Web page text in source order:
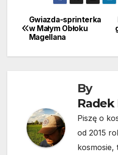
Nawigacja
wpisu
Gwiazda-sprinterka
w Małym Obłoku
Magellana
By
Radek
Piszę o
od 2015
kosmosie,